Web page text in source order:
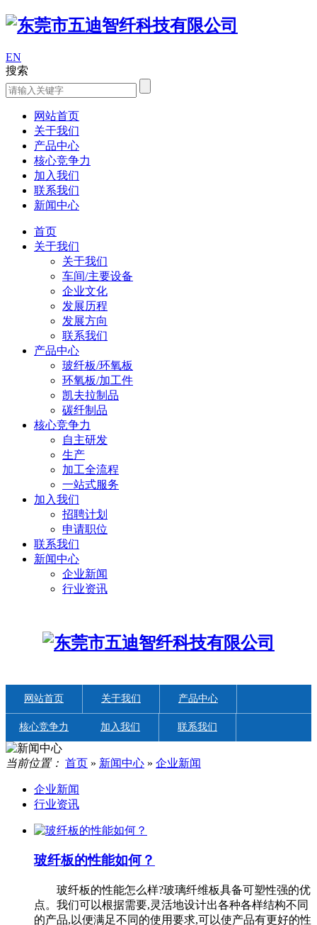
EN
搜索
网站首页
关于我们
产品中心
核心竞争力
加入我们
联系我们
新闻中心
首页
关于我们
关于我们
车间/主要设备
企业文化
发展历程
发展方向
联系我们
产品中心
玻纤板/环氧板
环氧板/加工件
凯夫拉制品
碳纤制品
核心竞争力
自主研发
生产
加工全流程
一站式服务
加入我们
招聘计划
申请职位
联系我们
新闻中心
企业新闻
行业资讯
网站首页 关于我们 产品中心
核心竞争力 加入我们 联系我们
新闻中心 EN
当前位置： 首页 » 新闻中心 » 企业新闻
企业新闻
行业资讯
玻纤板的性能如何？
玻纤板的性能怎么样?玻璃纤维板具备可塑性强的优
点。我们可以根据需要,灵活地设计出各种各样结构不同
的产品,以便满足不同的使用要求,可以使产品有更好的性